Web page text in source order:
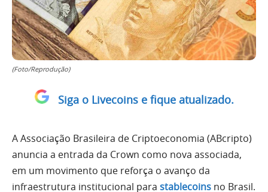
(Foto/Reprodução)
Siga o Livecoins e fique atualizado.
A Associação Brasileira de Criptoeconomia (ABcripto)
anuncia a entrada da Crown como nova associada,
em um movimento que reforça o avanço da
infraestrutura institucional para stablecoins no Brasil.